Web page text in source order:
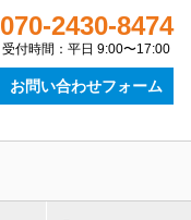
070-2430-8474
受付時間：平日 9:00〜17:00
お問い合わせフォーム